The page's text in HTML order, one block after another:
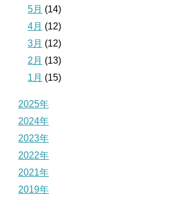
5月 (14)
4月 (12)
3月 (12)
2月 (13)
1月 (15)
2025年
2024年
2023年
2022年
2021年
2019年